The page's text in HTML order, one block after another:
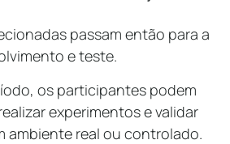
passam então para a
e teste.
os participantes podem
experimentos e validar
ambiente real ou controlado.